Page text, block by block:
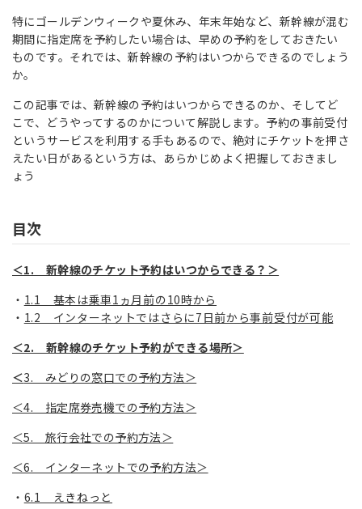
特にゴールデンウィークや夏休み、年末年始など、新幹線が混む
期間に指定席を予約したい場合は、早めの予約をしておきたい
ものです。それでは、新幹線の予約はいつからできるのでしょう
か。
この記事では、新幹線の予約はいつからできるのか、そしてど
こで、どうやってするのかについて解説します。予約の事前受付
というサービスを利用する手もあるので、絶対にチケットを押さ
えたい日があるという方は、あらかじめよく把握しておきまし
ょう
目次
＜1. 新幹線のチケット予約はいつからできる？＞
1.1 基本は乗車1ヵ月前の10時から
1.2 インターネットではさらに7日前から事前受付が可能
＜2. 新幹線のチケット予約ができる場所＞
＜3. みどりの窓口での予約方法＞
＜4. 指定席券売機での予約方法＞
＜5. 旅行会社での予約方法＞
＜6. インターネットでの予約方法＞
6.1 えきねっと